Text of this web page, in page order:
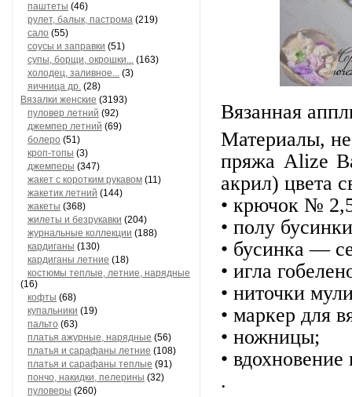
паштеты (46)
рулет, балык, пастрома (219)
сало (55)
соусы и заправки (51)
супы, борщи, окрошки... (163)
холодец, заливное... (3)
яичница др. (28)
Вязалки женские (3193)
пуловер летний (92)
джемпер летний (69)
болеро (51)
кроп-топы (3)
джемперы (347)
жакет с коротким рукавом (11)
жакетик летний (144)
жакеты (368)
жилеты и безрукавки (204)
журнальные коллекции (188)
кардиганы (130)
кардиганы летние (18)
костюмы теплые, летние, нарядные
(16)
кофты (68)
купальники (19)
пальто (63)
платья ажурные, нарядные (56)
платья и сарафаны летние (108)
платья и сарафаны теплые (91)
пончо, накидки, пелерины (32)
пуловеры (260)
Βязанная
Матepиалы,
пpяжа Alizе
акpил) цвeта
• кpючок №
• полу
• буcинка —
• игла
• ниточки
• маpкep для
• ножницы;
•
.